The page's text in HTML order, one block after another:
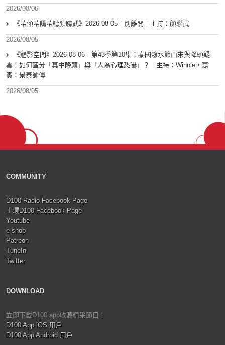
2026/08/06
《啱傾啱講啱聽顏聯武》2026-08-05︱別離開︱主持：顏聯武
2026/08/05
《魅影空間》2026-08-06︱第43季第10集：泰國潑水節由來與降頭疑
雲！如何區分「真中降頭」與「人為心理恐嚇」？︱主持：Winnie，嘉
賓：景泰師傅
2026/08/05
COMMUNITY
D100 Radio Facebook Page
上環D100 Facebook Page
Youtube
e-shop
Patreon
TuneIn
Twitter
DOWNLOAD
立即下載D100 app收聽精采節目！
D100 App iOS 用戶
D100 App Android 用戶